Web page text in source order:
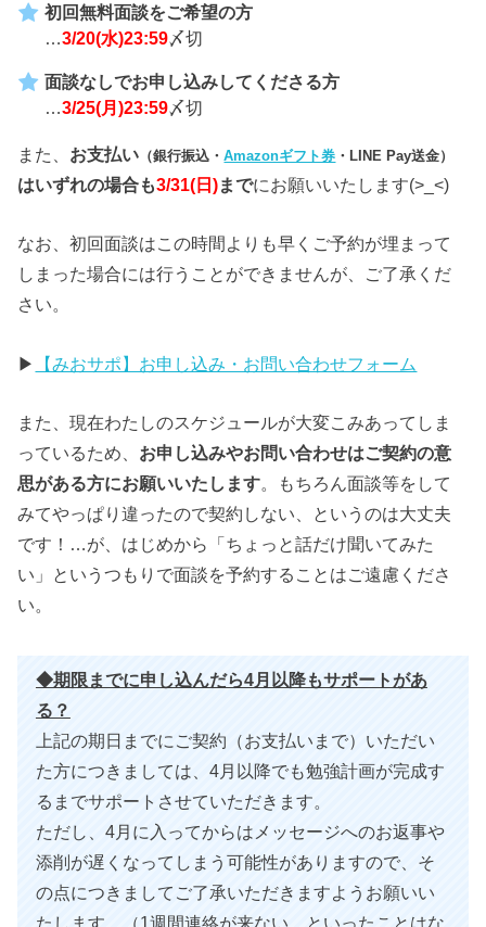
初回無料面談をご希望の方
…3/20(水)23:59〆切
面談なしでお申し込みしてくださる方
…3/25(月)23:59〆切
また、 お支払い （銀行振込・Amazonギフト券 ・LINE Pay送金）
はいずれの場合も3/31(日)までにお願いいたします(>_<)
なお、初回面談はこの時間よりも早くご予約が埋まって
しまった場合には行うことができませんが、ご了承くだ
さい。
▶︎ 【みおサポ】お申し込み・お問い合わせフォーム
また、現在わたしのスケジュールが大変こみあってしま
っているため、 お申し込みやお問い合わせはご契約の意
思がある方にお願いいたします。もちろん面談等をして
みてやっぱり違ったので契約しない、というのは大丈夫
です！…が、はじめから「ちょっと話だけ聞いてみた
い」というつもりで面談を予約することはご遠慮くださ
い。
◆期限までに申し込んだら4月以降もサポートがあ
る？
上記の期日までにご契約（お支払いまで）いただい
た方につきましては、4月以降でも勉強計画が完成す
るまでサポートさせていただきます。
ただし、4月に入ってからはメッセージへのお返事や
添削が遅くなってしまう可能性がありますので、そ
の点につきましてご了承いただきますようお願いい
たします。（1週間連絡が来ない、といったことはな